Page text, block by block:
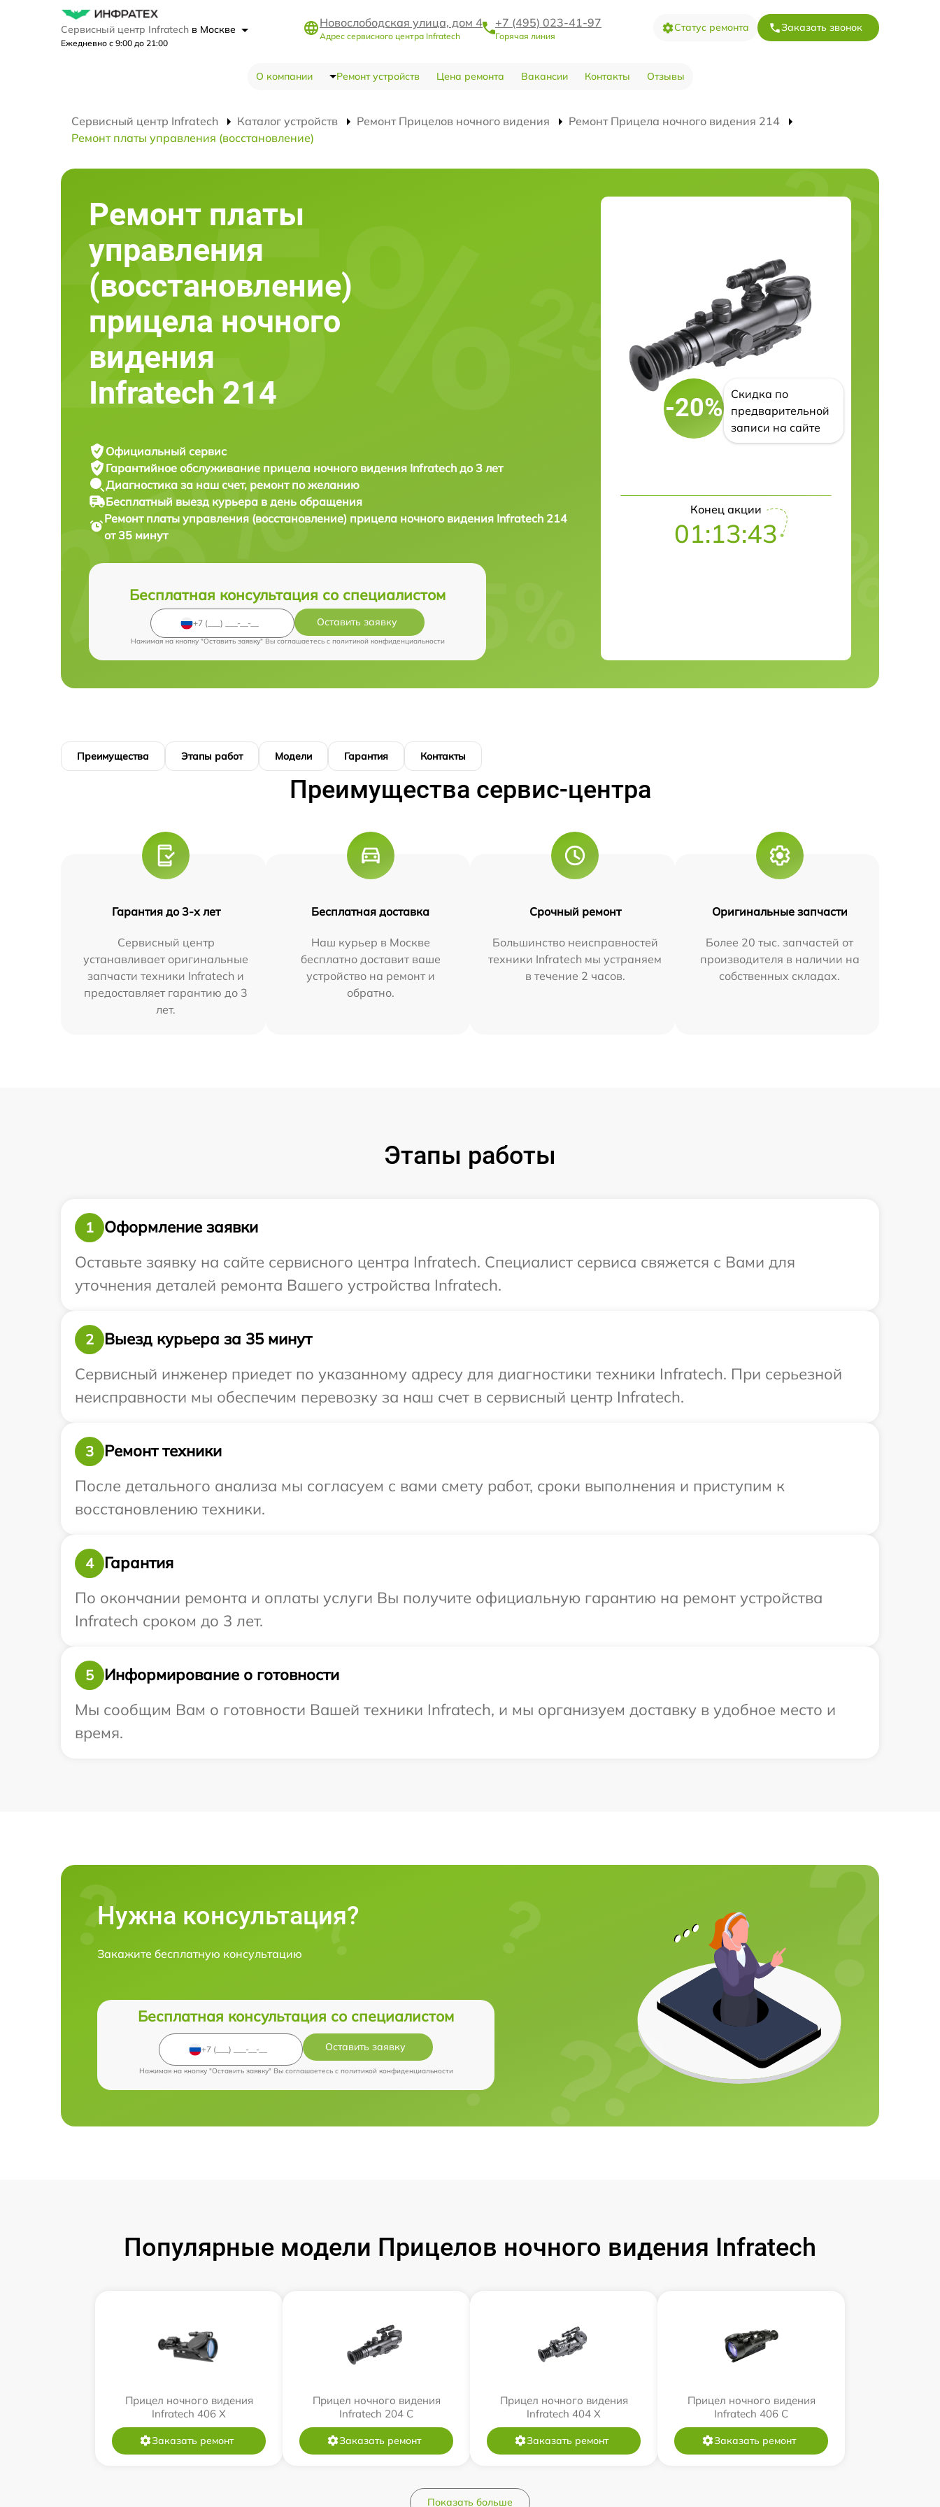
Сервисный центр Infratech в Москве
Ежедневно с 9:00 до 21:00
Новослободская улица, дом 4
Адрес сервисного центра Infratech
+7 (495) 023-41-97
Горячая линия
Статус ремонта Заказать звонок
О компании Ремонт устройств Цена ремонта Вакансии Контакты Отзывы
Сервисный центр Infratech Каталог устройств Ремонт Прицелов ночного видения
Ремонт Прицела ночного видения 214
Ремонт платы управления (восстановление)
Ремонт платы
управления
(восстановление)
прицела ночного
видения
Infratech 214
Официальный сервис
Гарантийное обслуживание прицела ночного видения Infratech до 3 лет
Диагностика за наш счет, ремонт по желанию
Бесплатный выезд курьера в день обращения
Ремонт платы управления (восстановление) прицела ночного видения Infratech 214
от 35 минут
Бесплатная консультация со специалистом
Оставить заявку
Нажимая на кнопку "Оставить заявку" Вы соглашаетесь c политикой конфиденциальности
-20%
Скидка по
предварительной
записи на сайте
Конец акции
01:13:42
Преимущества Этапы работ Модели Гарантия Контакты
Преимущества сервис-центра
Гарантия до 3-х лет
Сервисный центр
устанавливает оригинальные
запчасти техники Infratech и
предоставляет гарантию до 3
лет.
Бесплатная доставка
Наш курьер в Москве
бесплатно доставит ваше
устройство на ремонт и
обратно.
Срочный ремонт
Большинство неисправностей
техники Infratech мы устраняем
в течение 2 часов.
Оригинальные запчасти
Более 20 тыс. запчастей от
производителя в наличии на
собственных складах.
Этапы работы
1
Оформление заявки
Оставьте заявку на сайте сервисного центра Infratech. Специалист сервиса свяжется с Вами для
уточнения деталей ремонта Вашего устройства Infratech.
2
Выезд курьера за 35 минут
Сервисный инженер приедет по указанному адресу для диагностики техники Infratech. При серьезной
неисправности мы обеспечим перевозку за наш счет в сервисный центр Infratech.
3
Ремонт техники
После детального анализа мы согласуем с вами смету работ, сроки выполнения и приступим к
восстановлению техники.
4
Гарантия
По окончании ремонта и оплаты услуги Вы получите официальную гарантию на ремонт устройства
Infratech сроком до 3 лет.
5
Информирование о готовности
Мы сообщим Вам о готовности Вашей техники Infratech, и мы организуем доставку в удобное место и
время.
Нужна консультация?
Закажите бесплатную консультацию
Бесплатная консультация со специалистом
Оставить заявку
Нажимая на кнопку "Оставить заявку" Вы соглашаетесь c политикой конфиденциальности
Популярные модели Прицелов ночного видения Infratech
Прицел ночного видения
Infratech 406 Х
Заказать ремонт
Прицел ночного видения
Infratech 204 С
Заказать ремонт
Прицел ночного видения
Infratech 404 Х
Заказать ремонт
Прицел ночного видения
Infratech 406 С
Заказать ремонт
Показать больше